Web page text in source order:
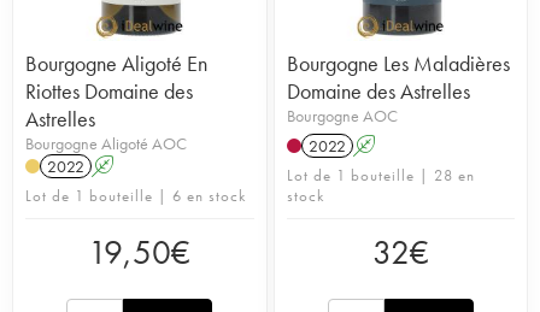
pour le millésime 2024 démontre les
investissements du domaine pour produire les vins
les plus qualitatifs possibles.
Bourgogne Aligoté En
Riottes Domaine des
Astrelles
Bourgogne Aligoté AOC
2022 A
Lot de 1 bouteille | 6 en stock
19,50€
Bourgogne Les Maladières
Domaine des Astrelles
Bourgogne AOC
2022 A
Lot de 1 bouteille | 28 en
stock
32€